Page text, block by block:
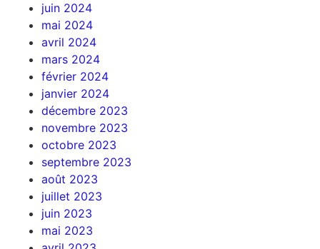
juin 2024
mai 2024
avril 2024
mars 2024
février 2024
janvier 2024
décembre 2023
novembre 2023
octobre 2023
septembre 2023
août 2023
juillet 2023
juin 2023
mai 2023